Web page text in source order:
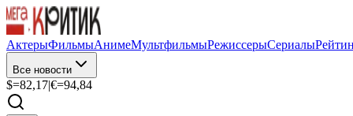
АктерыФильмыАнимеМультфильмыРежиссерыСериалы
Все новости
$=82,17|€=94,84